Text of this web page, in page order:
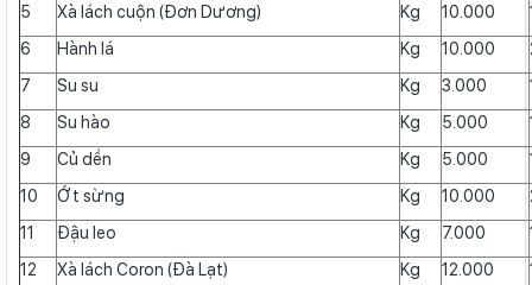
5
Xà lách cuộn (Đơn Dương) Kg 10.000
6
Hành lá Kg 10.000
7
Su su Kg 3.000
8
Su hào Kg 5.000
9
Củ dền Kg 5.000
10
Ớt sừng Kg 10.000
11
Đậu leo Kg 7.000
12
Xà lách Coron (Đà Lạt) Kg 12.000